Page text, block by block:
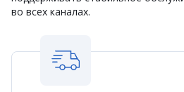
во всех каналах.